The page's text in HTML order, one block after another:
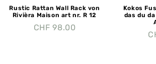
Rustic Rattan Wall Rack von
Rivièra Maison art nr. R 12
CHF 98.00
Kokos
das du